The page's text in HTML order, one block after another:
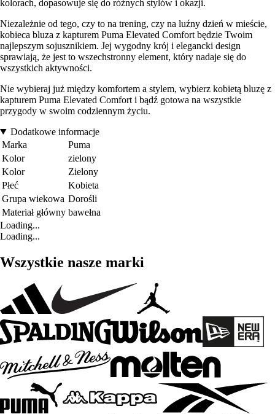
kolorach, dopasowuje się do różnych stylów i okazji.
Niezależnie od tego, czy to na trening, czy na luźny dzień w mieście,
kobieca bluza z kapturem Puma Elevated Comfort będzie Twoim
najlepszym sojusznikiem. Jej wygodny krój i elegancki design
sprawiają, że jest to wszechstronny element, który nadaje się do
wszystkich aktywności.
Nie wybieraj już między komfortem a stylem, wybierz kobietą bluzę z
kapturem Puma Elevated Comfort i bądź gotowa na wszystkie
przygody w swoim codziennym życiu.
Dodatkowe informacje
Marka
Puma
Kolor
zielony
Kolor
Zielony
Płeć
Kobieta
Grupa wiekowa Dorośli
Materiał główny bawełna
Loading...
Loading...
Wszystkie nasze marki